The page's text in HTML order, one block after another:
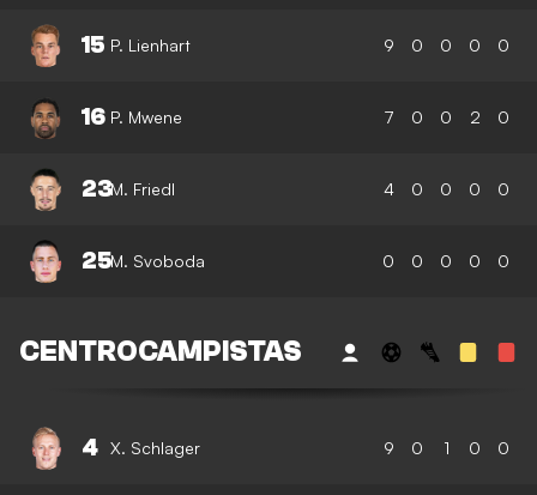
15 P. Lienhart 9 0 0 0 0
16 P. Mwene 7 0 0 2 0
23M. Friedl 4 0 0 0 0
25M. Svoboda 0 0 0 0 0
CENTROCAMPISTAS
4 X. Schlager 9 0 1 0 0